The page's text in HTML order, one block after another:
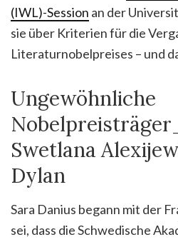
(IWL)-Session an der
sie über Kriterien für die
Literaturnobelpreises – und
Ungewöhnliche
Swetlana
Dylan
Sara Danius begann mit der
sei, dass die Schwedische